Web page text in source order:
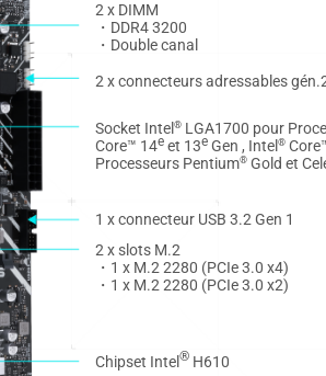
2 x DIMM
・DDR4 3200
・Double canal
2 x connecteurs adressables
Socket Intel® LGA1700 pour
Core™ 14e et 13e Gen , Intel®
Processeurs Pentium® Gold et
1 x connecteur USB 3.2 Gen 1
2 x slots M.2
・1 x M.2 2280 (PCIe 3.0 x4)
・1 x M.2 2280 (PCIe 3.0 x2)
Chipset Intel® H610